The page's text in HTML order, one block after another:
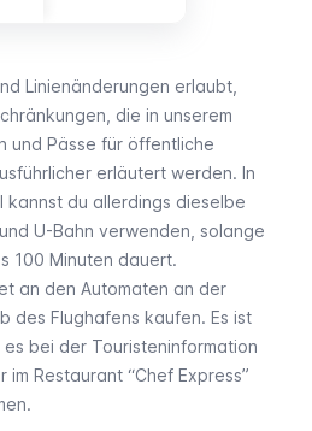
Linienänderungen erlaubt,
die in unserem
und Pässe für öffentliche
erläutert werden. In
kannst du allerdings dieselbe
U-Bahn verwenden, solange
100 Minuten dauert.
an den Automaten an der
des Flughafens kaufen. Es ist
bei der Touristeninformation
Restaurant “Chef Express”